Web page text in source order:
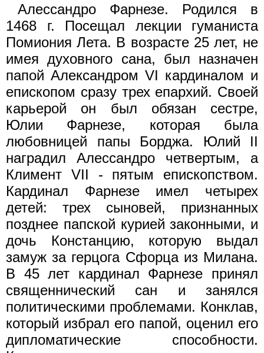
Алессандро Фарнезе. Родился в
1468 г. Посещал лекции гуманиста
Помиония Лета. В возрасте 25 лет, не
имея духовного сана, был назначен
папой Александром VI кардиналом и
епископом сразу трех епархий. Своей
карьерой он был обязан сестре,
Юлии Фарнезе, которая была
любовницей папы Борджа. Юлий II
наградил Алессандро четвертым, а
Климент VII - пятым епископством.
Кардинал Фарнезе имел четырех
детей: трех сыновей, признанных
позднее папской курией законными, и
дочь Констанцию, которую выдал
замуж за герцога Сфорца из Милана.
В 45 лет кардинал Фарнезе принял
священнический сан и занялся
политическими проблемами. Конклав,
который избрал его папой, оценил его
дипломатические способности.